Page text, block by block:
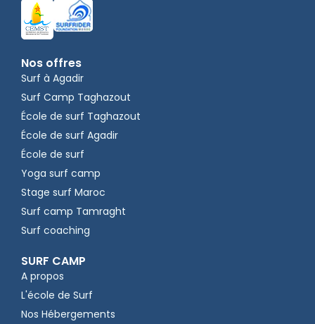
Nos offres
Surf à Agadir
Surf Camp Taghazout
École de surf Taghazout
École de surf Agadir
École de surf
Yoga surf camp
Stage surf Maroc
Surf camp Tamraght
Surf coaching
SURF CAMP
A propos
L'école de Surf
Nos Hébergements